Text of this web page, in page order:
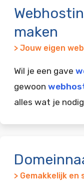
maken
> Jouw eigen
Wil je een gave
gewoon
alles wat je
> Gemakkelijk en